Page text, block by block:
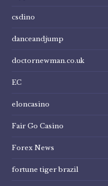
csdino
danceandjump
doctornewman.co.uk
EC
eloncasino
Fair Go Casino
Forex News
fortune tiger brazil